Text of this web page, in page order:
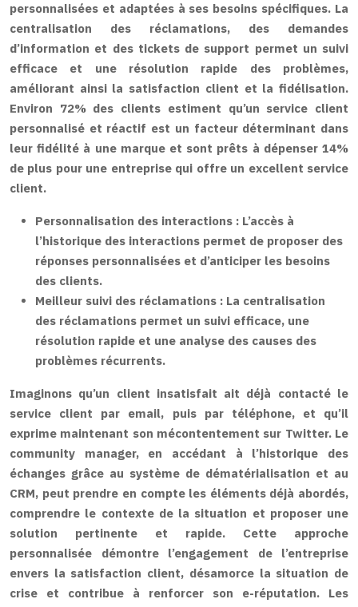
personnalisées et adaptées à ses besoins spécifiques. La
centralisation des réclamations, des demandes
d’information et des tickets de support permet un suivi
efficace et une résolution rapide des problèmes,
améliorant ainsi la satisfaction client et la fidélisation.
Environ 72% des clients estiment qu’un service client
personnalisé et réactif est un facteur déterminant dans
leur fidélité à une marque et sont prêts à dépenser 14%
de plus pour une entreprise qui offre un excellent service
client.
Personnalisation des interactions : L’accès à
l’historique des interactions permet de proposer des
réponses personnalisées et d’anticiper les besoins
des clients.
Meilleur suivi des réclamations : La centralisation
des réclamations permet un suivi efficace, une
résolution rapide et une analyse des causes des
problèmes récurrents.
Imaginons qu’un client insatisfait ait déjà contacté le
service client par email, puis par téléphone, et qu’il
exprime maintenant son mécontentement sur Twitter. Le
community manager, en accédant à l’historique des
échanges grâce au système de dématérialisation et au
CRM, peut prendre en compte les éléments déjà abordés,
comprendre le contexte de la situation et proposer une
solution pertinente et rapide. Cette approche
personnalisée démontre l’engagement de l’entreprise
envers la satisfaction client, désamorce la situation de
crise et contribue à renforcer son e-réputation. Les